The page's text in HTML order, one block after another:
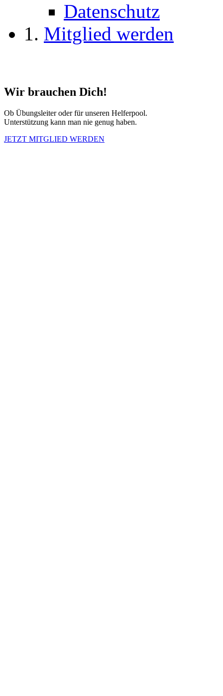
Datenschutz
Mitglied werden
Wir brauchen Dich!
Ob Übungsleiter oder für unseren Helferpool.
Unterstützung kann man nie genug haben.
JETZT MITGLIED WERDEN